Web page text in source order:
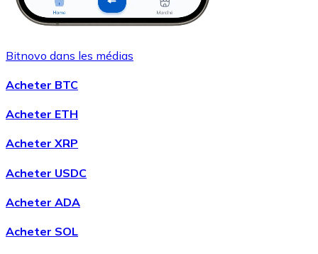
Bitnovo dans les médias
Acheter BTC
Acheter ETH
Acheter XRP
Acheter USDC
Acheter ADA
Acheter SOL